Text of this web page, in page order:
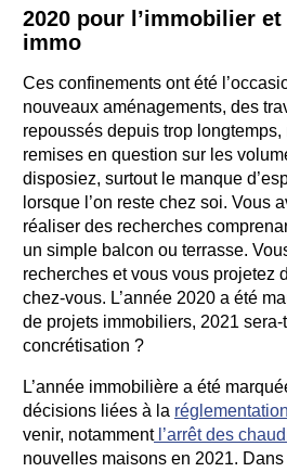
2020 pour l’immobilier
immo
Ces confinements ont été
nouveaux aménagements, des
repoussés depuis trop
remises en question sur les
disposiez, surtout le manque
lorsque l’on reste chez soi. Vous
réaliser des recherches
un simple balcon ou terrasse.
recherches et vous vous projetez
chez-vous. L’année 2020 a été
de projets immobiliers, 2021 sera-
concrétisation ?
L’année immobilière a été
décisions liées à la
venir, notammentl’arrêt des
nouvelles maisons en 2021.